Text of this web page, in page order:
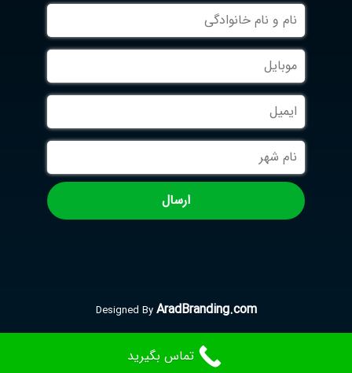
نام
و
نام
خانوادگی
موبایل
ایمیل
نام
شهر
Designed ByAradBranding.com
تماس بگیرید